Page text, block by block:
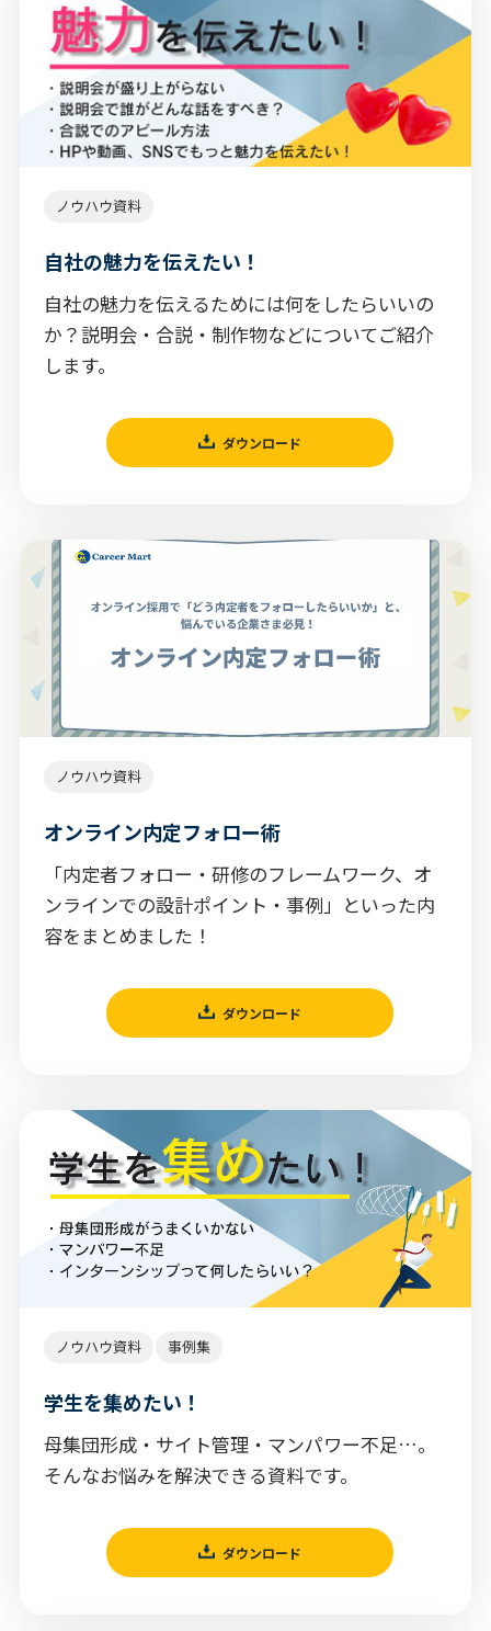
ノウハウ資料
自社の魅力を伝えたい！
自社の魅力を伝えるためには何をしたらいいの
か？説明会・合説・制作物などについてご紹介
します。
ダウンロード
ノウハウ資料
オンライン内定フォロー術
「内定者フォロー・研修のフレームワーク、オ
ンラインでの設計ポイント・事例」といった内
容をまとめました！
ダウンロード
ノウハウ資料 事例集
学生を集めたい！
母集団形成・サイト管理・マンパワー不足…。
そんなお悩みを解決できる資料です。
ダウンロード